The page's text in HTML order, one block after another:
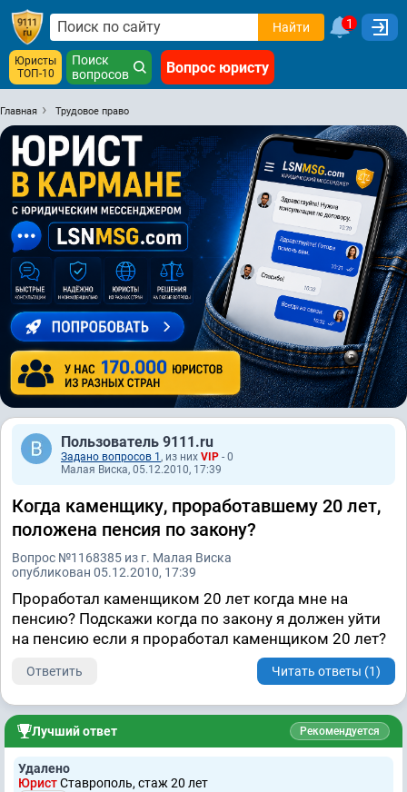
Найти 1
Юристы
ТОП-10
Поиск
вопросов
Вопрос юристу
Главная Трудовое право
Пользователь 9111.ru
Задано вопросов 1 , из них VIP - 0
Малая Виска, 05.12.2010, 17:39
Когда каменщику, проработавшему 20 лет,
положена пенсия по закону?
Вопрос №1168385 из г. Малая Виска
опубликован 05.12.2010, 17:39
Проработал каменщиком 20 лет когда мне на
пенсию? Подскажи когда по закону я должен уйти
на пенсию если я проработал каменщиком 20 лет?
Ответить Читать ответы (1)
Лучший ответ Рекомендуется
Удалено
ЮристСтаврополь, стаж 20 лет